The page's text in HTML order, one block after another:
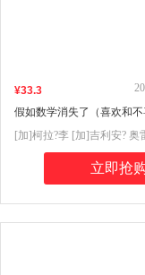
¥33.3
假如数学消失了（喜欢和
的孩子都爱看！ 一个发生在
的故事，妙趣横生的数学知
极具影响力的数学家，丰富
图、图表，带你走进无处不
[加]柯拉?李 [加]吉利安? 奥
[加]里尔?克伦普 绘 肖涵予
立即抢